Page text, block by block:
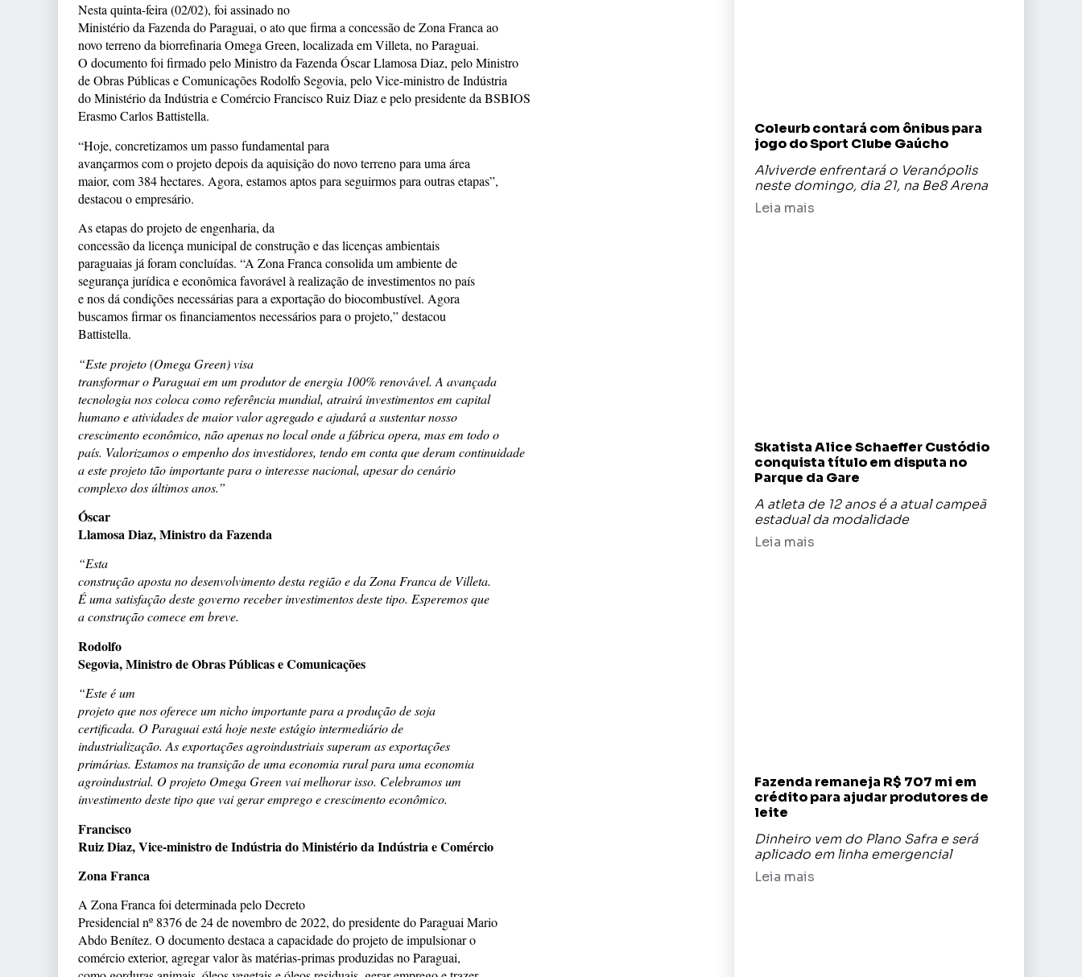
Nesta quinta-feira (02/02), foi assinado no
Ministério da Fazenda do Paraguai, o ato que firma a concessão de Zona Franca ao
novo terreno da biorrefinaria Omega Green, localizada em Villeta, no Paraguai.
O documento foi firmado pelo Ministro da Fazenda Óscar Llamosa Diaz, pelo Ministro
de Obras Públicas e Comunicações Rodolfo Segovia, pelo Vice-ministro de Indústria
do Ministério da Indústria e Comércio Francisco Ruiz Diaz e pelo presidente da BSBIOS
Erasmo Carlos Battistella.
“Hoje, concretizamos um passo fundamental para
avançarmos com o projeto depois da aquisição do novo terreno para uma área
maior, com 384 hectares. Agora, estamos aptos para seguirmos para outras etapas”,
destacou o empresário.
As etapas do projeto de engenharia, da
concessão da licença municipal de construção e das licenças ambientais
paraguaias já foram concluídas. “A Zona Franca consolida um ambiente de
segurança jurídica e econômica favorável à realização de investimentos no país
e nos dá condições necessárias para a exportação do biocombustível. Agora
buscamos firmar os financiamentos necessários para o projeto,” destacou
Battistella.
“Este projeto (Omega Green) visa
transformar o Paraguai em um produtor de energia 100% renovável. A avançada
tecnologia nos coloca como referência mundial, atrairá investimentos em capital
humano e atividades de maior valor agregado e ajudará a sustentar nosso
crescimento econômico, não apenas no local onde a fábrica opera, mas em todo o
país. Valorizamos o empenho dos investidores, tendo em conta que deram continuidade
a este projeto tão importante para o interesse nacional, apesar do cenário
complexo dos últimos anos.”
Óscar
Llamosa Diaz, Ministro da Fazenda
“Esta
construção aposta no desenvolvimento desta região e da Zona Franca de Villeta.
É uma satisfação deste governo receber investimentos deste tipo. Esperemos que
a construção comece em breve.
Rodolfo
Segovia, Ministro de Obras Públicas e Comunicações
“Este é um
projeto que nos oferece um nicho importante para a produção de soja
certificada. O Paraguai está hoje neste estágio intermediário de
industrialização. As exportações agroindustriais superam as exportações
primárias. Estamos na transição de uma economia rural para uma economia
agroindustrial. O projeto Omega Green vai melhorar isso. Celebramos um
investimento deste tipo que vai gerar emprego e crescimento econômico.
Francisco
Ruiz Diaz, Vice-ministro de Indústria do Ministério da Indústria e Comércio
Zona Franca
A Zona Franca foi determinada pelo Decreto
Presidencial nº 8376 de 24 de novembro de 2022, do presidente do Paraguai Mario
Abdo Benítez. O documento destaca a capacidade do projeto de impulsionar o
comércio exterior, agregar valor às matérias-primas produzidas no Paraguai,
Coleurb contará com ônibus para
jogo do Sport Clube Gaúcho
Alviverde enfrentará o Veranópolis
neste domingo, dia 21, na Be8 Arena
Leia mais
Skatista Alice Schaeffer Custódio
conquista título em disputa no
Parque da Gare
A atleta de 12 anos é a atual campeã
estadual da modalidade
Leia mais
Fazenda remaneja R$ 707 mi em
crédito para ajudar produtores de
leite
Dinheiro vem do Plano Safra e será
aplicado em linha emergencial
Leia mais